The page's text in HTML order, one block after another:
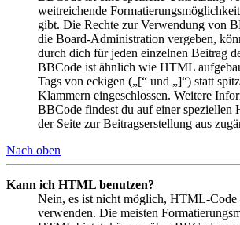
weitreichende
gibt. Die Rechte zur Verwendung von
die Board-Administration vergeben,
durch dich für jeden einzelnen Beitrag
BBCode ist ähnlich wie HTML
Tags von eckigen („[“ und „]“) statt
Klammern eingeschlossen. Weitere
BBCode findest du auf einer speziellen
der Seite zur Beitragserstellung aus
Nach oben
Kann ich HTML benutzen?
Nein, es ist nicht möglich, HTML-Code
verwenden. Die meisten